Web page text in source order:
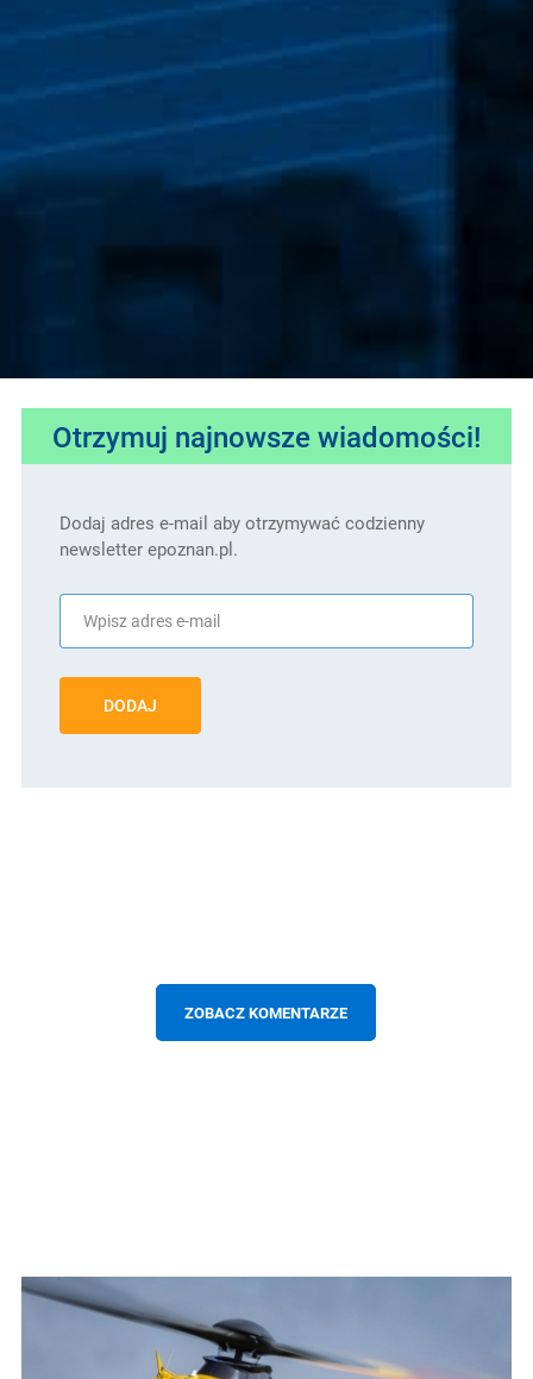
Otrzymuj najnowsze wiadomości!
Dodaj adres e-mail aby otrzymywać codzienny
newsletter epoznan.pl.
DODAJ
ZOBACZ KOMENTARZE